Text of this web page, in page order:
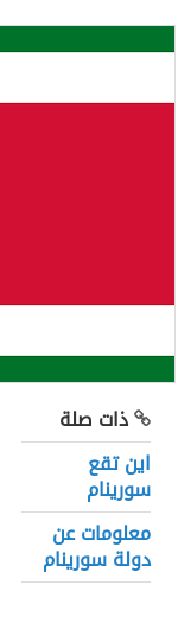
ذات صلة
اين تقع
سورينام
معلومات عن
دولة سورينام